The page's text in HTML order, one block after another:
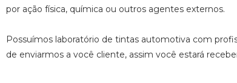
por ação física, química ou outros agentes externos.
Possuímos laboratório de tintas automotiva com
de enviarmos a você cliente, assim você estará